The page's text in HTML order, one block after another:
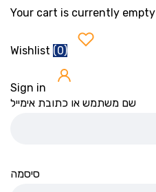
Your cart is currently empty
(0)
שם משתמש או כתובת אימייל
סיסמה